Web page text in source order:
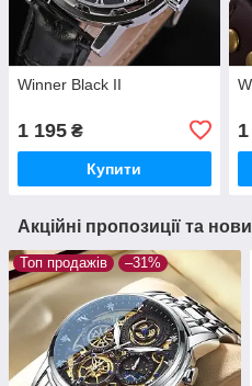
Winner Black II
1 195 ₴
Купити
Акційні пропозиції та
Топ продажів –31%